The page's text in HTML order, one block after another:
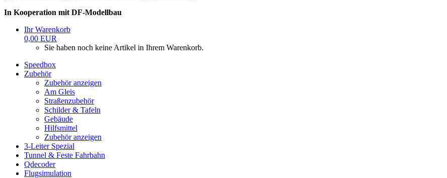
In Kooperation mit DF-Modellbau
Ihr Warenkorb
0,00 EUR
Sie haben noch keine Artikel in Ihrem Warenkorb.
Speedbox
Zubehör
Zubehör anzeigen
Am Gleis
Straßenzubehör
Schilder & Tafeln
Gebäude
Hilfsmittel
Zubehör anzeigen
3-Leiter Spezial
Tunnel & Feste Fahrbahn
Qdecoder
Flugsimulation